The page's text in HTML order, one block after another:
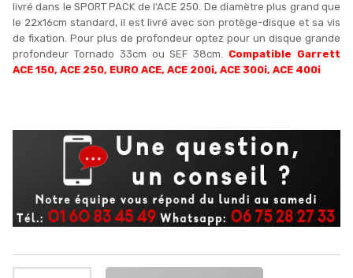
livré dans le SPORT PACK de l'ACE 250. De diamètre plus grand que
le 22x16cm standard, il est livré avec son protège-disque et sa vis
de fixation. Pour plus de profondeur optez pour un disque grande
profondeur Tornado 33cm ou SEF 38cm. Compatible Garrett
ACE 150, ACE 250, EURO ACE, ACE 200i, ACE 300i, ACE 400i